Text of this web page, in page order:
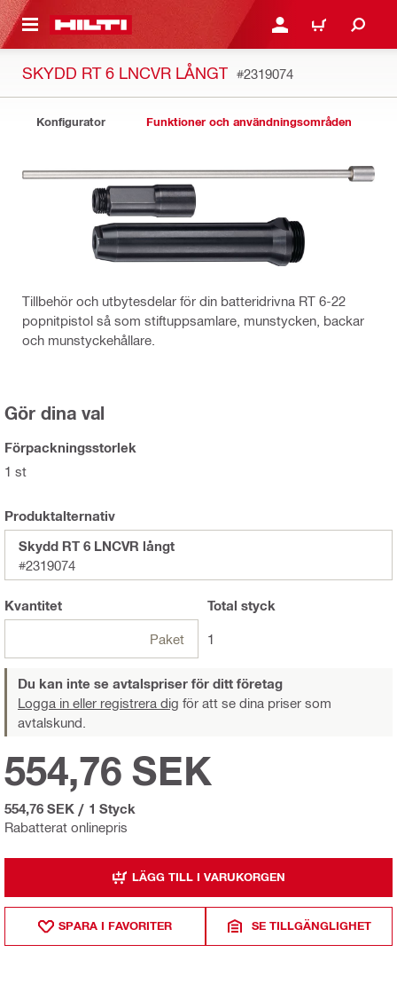
GÅ TILL HUVUDSIDAN LOGGA IN ELLER
VARUKORG
SKYDD RT 6 LNCVR LÅNGT #2319074
Konfigurator Funktioner och användningsområden
Tillbehör och utbytesdelar för din batteridrivna RT 6-22
popnitpistol så som stiftuppsamlare, munstycken, backar
och munstyckehållare.
Gör dina val
Förpackningsstorlek
1 st
Produktalternativ
Skydd RT 6 LNCVR långt
#2319074
Kvantitet
Paket
Total styck
1
Du kan inte se avtalspriser för ditt företag
Logga in eller registrera dig för att se dina priser som
avtalskund.
Rabatterat onlinepris
554,76 SEK
554,76 SEK / 1 Styck
LÄGG TILL I VARUKORGEN
SPARA I FAVORITER SE TILLGÄNGLIGHET